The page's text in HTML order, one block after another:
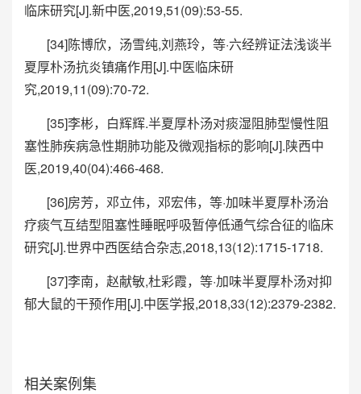
临床研究[J].新中医,2019,51(09):53-55.
[34]陈博欣，汤雪纯,刘燕玲，等·六经辨证法浅谈半
夏厚朴汤抗炎镇痛作用[J].中医临床研
究,2019,11(09):70-72.
[35]李彬，白辉辉.半夏厚朴汤对痰湿阻肺型慢性阻
塞性肺疾病急性期肺功能及微观指标的影响[J].陕西中
医,2019,40(04):466-468.
[36]房芳，邓立伟，邓宏伟，等·加味半夏厚朴汤治
疗痰气互结型阻塞性睡眠呼吸暂停低通气综合征的临床
研究[J].世界中西医结合杂志,2018,13(12):1715-1718.
[37]李南，赵献敏,杜彩霞，等·加味半夏厚朴汤对抑
郁大鼠的干预作用[J].中医学报,2018,33(12):2379-2382.
相关案例集